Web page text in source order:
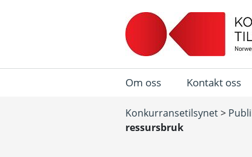
Om oss Kontakt oss
Konkurransetilsynet>
ressursbruk